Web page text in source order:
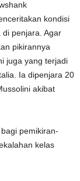
kondisi
penjara. Agar
pikirannya
juga yang terjadi
Ia dipenjara 20
akibat
pemikiran-
kelas